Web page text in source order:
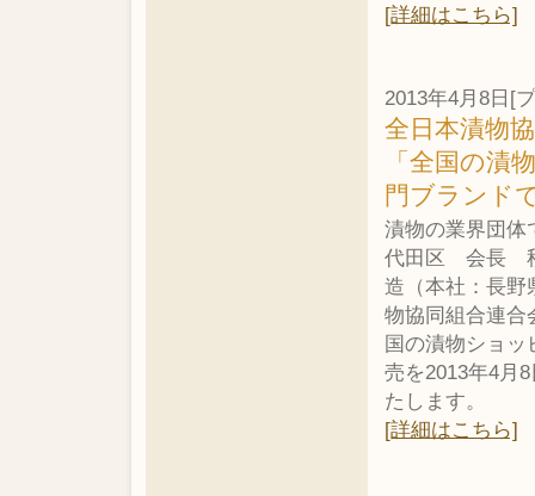
[詳細はこちら]
2013年4月8日[
全日本漬物
「全国の漬
門ブランド
漬物の業界団体
代田区 会長 秋
造（本社：長
物協同組合連合
国の漬物ショ
売を2013年4月
たします。
[詳細はこちら]